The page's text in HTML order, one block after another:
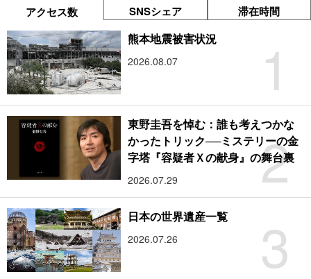
アクセス数 SNSシェア 滞在時間
1
熊本地震被害状況
2026.08.07
2
東野圭吾を悼む：誰も考えつかな
かったトリック──ミステリーの金
字塔『容疑者Ｘの献身』の舞台裏
2026.07.29
3
日本の世界遺産一覧
2026.07.26